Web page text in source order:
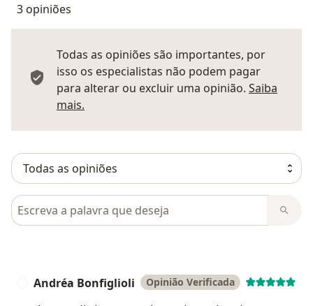
3 opiniões
Todas as opiniões são importantes, por
isso os especialistas não podem pagar
para alterar ou excluir uma opinião. Saiba
mais.
Pesquisar em opiniões
Andréa Bonfiglioli Opinião Verificada